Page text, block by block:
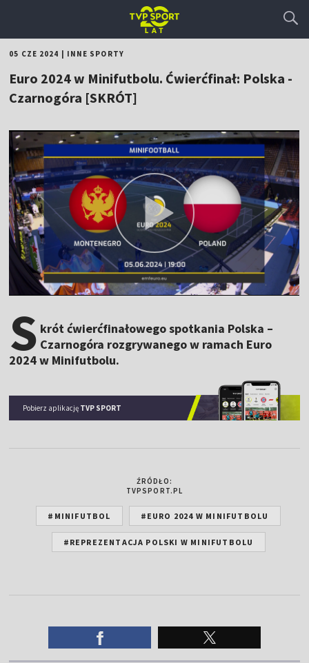
05 CZE 2024 INNE SPORTY
Euro 2024 w Minifutbolu. Ćwierćfinał: Polska -
Czarnogóra [SKRÓT]
S krót ćwierćfinałowego spotkania Polska –
Czarnogóra rozgrywanego w ramach Euro
2024 w Minifutbolu.
Pobierz aplikację TVP SPORT
ŹRÓDŁO:
TVPSPORT.PL
#MINIFUTBOL #EURO 2024 W MINIFUTBOLU
#REPREZENTACJA POLSKI W MINIFUTBOLU